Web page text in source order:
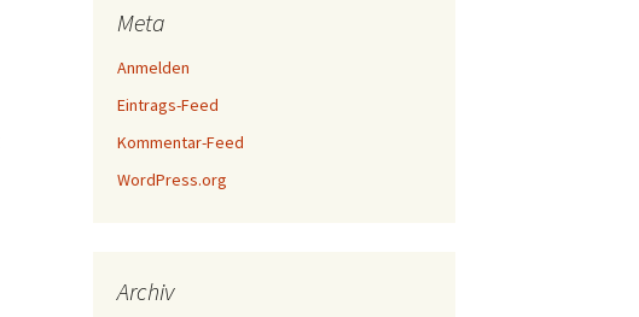
Meta
Anmelden
Eintrags-Feed
Kommentar-Feed
WordPress.org
Archiv